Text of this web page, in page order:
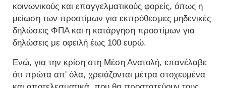
κοινωνικούς και επαγγελματικούς φορείς, όπως η
μείωση των προστίμων για εκπρόθεσμες μηδενικές
δηλώσεις ΦΠΑ και η κατάργηση προστίμων για
δηλώσεις με οφειλή έως 100 ευρώ.
Ενώ, για την κρίση στη Μέση Ανατολή, επανέλαβε
ότι πρώτα απ' όλα, χρειάζονται μέτρα στοχευμένα